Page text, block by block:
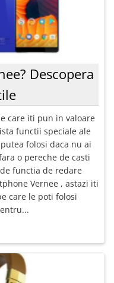
Descopera
care iti pun in valoare
functii speciale ale
folosi daca nu ai
o pereche de casti
functia de redare
Vernee , astazi iti
care le poti folosi